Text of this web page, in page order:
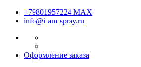
+79801957224 МАХ
info@i-am-spray.ru
Оформление заказа